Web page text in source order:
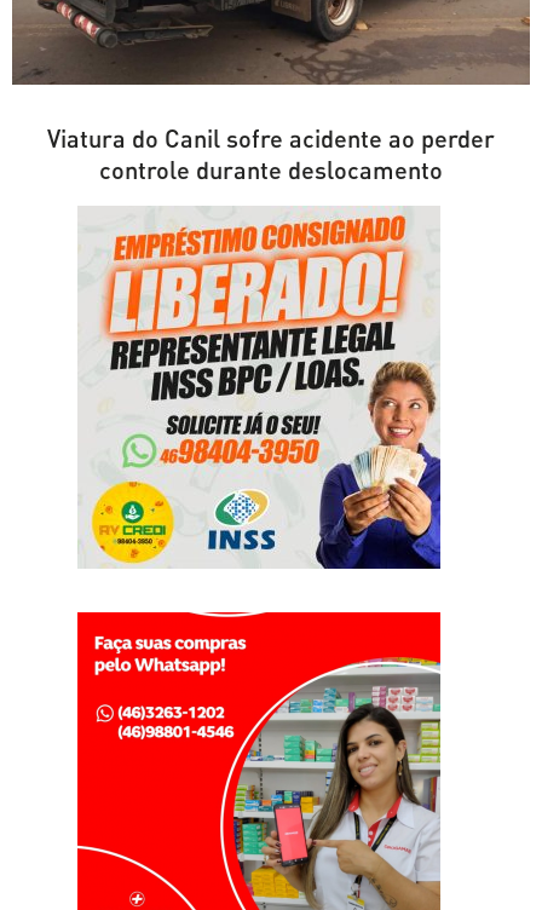
Viatura do Canil sofre acidente ao perder
controle durante deslocamento